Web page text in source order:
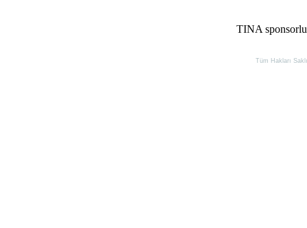
Tüm Hakları
TINA